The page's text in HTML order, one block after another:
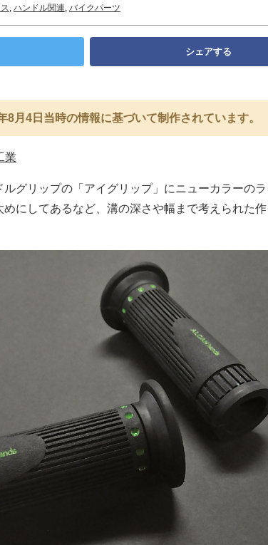
, ハンドル関連, バイクパーツ
シェアする
8月4日当時の情報に基づいて制作されています。
業
グリップの「アイグリップ」にニューカラーの
にしてあるなど、溝の深さや幅まで考えられた